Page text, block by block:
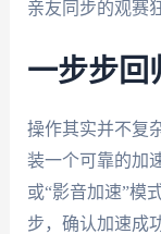
亲友同步的观赛
一步步回
操作其实并不复
装一个可靠的加
或“影音加速”模
步，确认加速成